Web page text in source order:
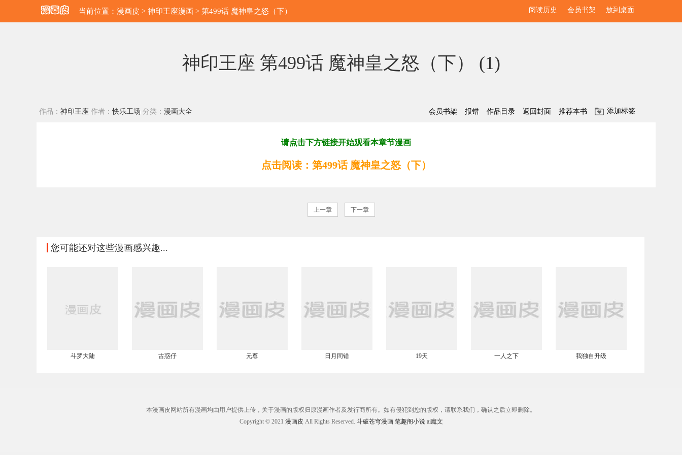
当前位置： 漫画皮 > 神印王座漫画 > 第499话 魔神皇之怒（下） 阅读历史 会员书架 放到桌面
神印王座 第499话 魔神皇之怒（下） (1)
作品： 神印王座 作者：快乐工场 分类： 漫画大全 会员书架 报错 作品目录 返回封面 推荐本书 添加标签
请点击下方链接开始观看本章节漫画
点击阅读：第499话 魔神皇之怒（下）
上一章 下一章
您可能还对这些漫画感兴趣...
斗罗大陆 古惑仔 元尊 日月同错 19天 一人之下 我独自升级
本漫画皮网站所有漫画均由用户提供上传，关于漫画的版权归原漫画作者及发行商所有。如有侵犯到您的版权，请联系我们，确认之后立即删除。
Copyright © 2021 漫画皮 All Rights Reserved. 斗破苍穹漫画 笔趣阁小说 ai魔文